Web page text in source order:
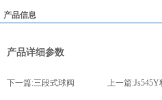
产品信息
产品详细参数
下一篇:三段式球阀 上一篇: